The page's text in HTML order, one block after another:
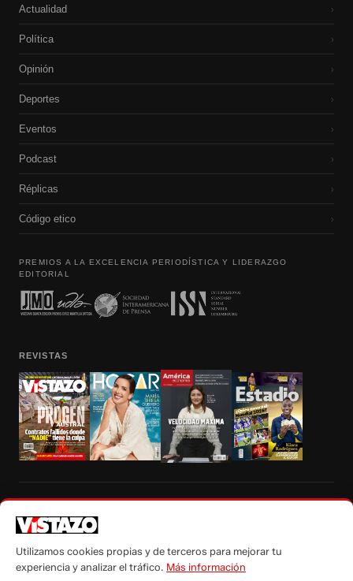
Actualidad ›
Política ›
Opinión ›
Deportes ›
Eventos ›
Podcast ›
Réplicas ›
Código etico ›
PREMIOS A LA EXCELENCIA PERIODÍSTICA Y LIDERAZGO
EDITORIAL
REVISTAS
autorización escrita de su titular, de todos los contenidos de Vistazo.com.
Utilizamos cookies propias y de terceros para mejorar tu
experiencia y analizar el tráfico. Más información